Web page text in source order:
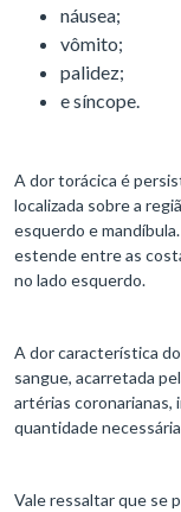
náusea;
vômito;
palidez;
e síncope.
A dor torácica é
localizada sobre a
esquerdo e
estende entre as
no lado esquerdo.
A dor característica
sangue, acarretada
artérias coronarianas,
quantidade
Vale ressaltar que se